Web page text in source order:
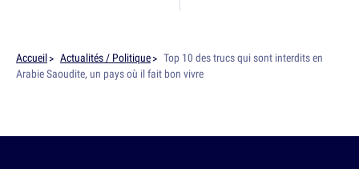
Accueil Actualités / Politique
Top 10 des trucs qui sont interdits en
Arabie Saoudite, un pays où il fait bon vivre